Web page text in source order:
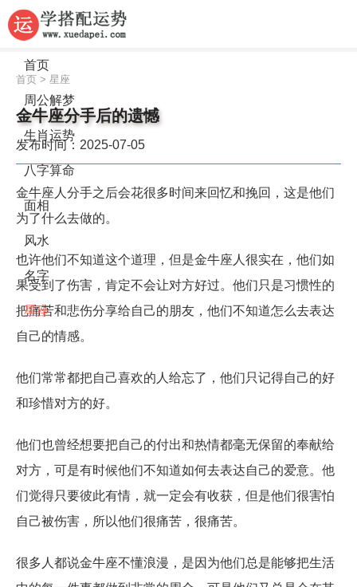
首页
周公解梦
生肖运势
八字算命
面相
风水
名字
星座
首页 > 星座
金牛座分手后的遗憾
发布时间：2025-07-05
金牛座人分手之后会花很多时间来回忆和挽回，这是他们
为了什么去做的。
也许他们不知道这个道理，但是金牛座人很实在，他们如
果受到了伤害，肯定不会让对方好过。他们只是习惯性的
把痛苦和悲伤分享给自己的朋友，他们不知道怎么去表达
自己的情感。
他们常常都把自己喜欢的人给忘了，他们只记得自己的好
和珍惜对方的好。
他们也曾经想要把自己的付出和热情都毫无保留的奉献给
对方，可是有时候他们不知道如何去表达自己的爱意。他
们觉得只要彼此有情，就一定会有收获，但是他们很害怕
自己被伤害，所以他们很痛苦，很痛苦。
很多人都说金牛座不懂浪漫，是因为他们总是能够把生活